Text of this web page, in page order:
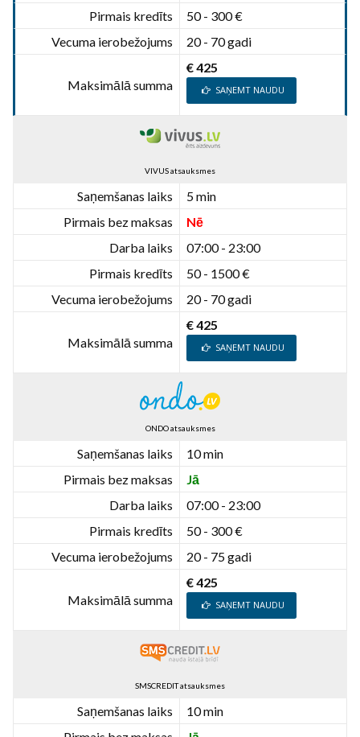
Pirmais kredīts
50 - 300 €
Vecuma ierobežojums
20 - 70 gadi
Maksimālā summa
€ 425
SAŅEMT NAUDU
VIVUS atsauksmes
Saņemšanas laiks
5 min
Pirmais bez maksas
Nē
Darba laiks
07:00 - 23:00
Pirmais kredīts
50 - 1500 €
Vecuma ierobežojums
20 - 70 gadi
Maksimālā summa
€ 425
SAŅEMT NAUDU
ONDO atsauksmes
Saņemšanas laiks
10 min
Pirmais bez maksas
Jā
Darba laiks
07:00 - 23:00
Pirmais kredīts
50 - 300 €
Vecuma ierobežojums
20 - 75 gadi
Maksimālā summa
€ 425
SAŅEMT NAUDU
SMSCREDIT atsauksmes
Saņemšanas laiks
10 min